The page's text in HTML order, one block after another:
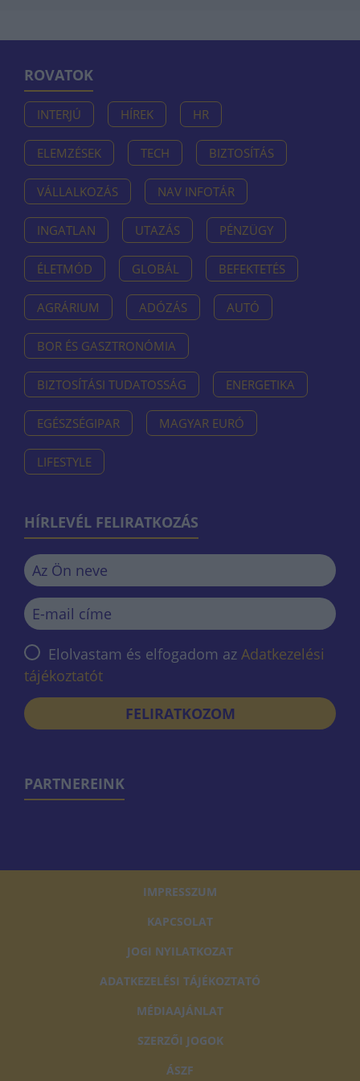
ROVATOK
INTERJÚ HÍREK HR
ELEMZÉSEK TECH BIZTOSÍTÁS
VÁLLALKOZÁS NAV INFOTÁR
INGATLAN UTAZÁS PÉNZÜGY
ÉLETMÓD GLOBÁL BEFEKTETÉS
AGRÁRIUM ADÓZÁS AUTÓ
BOR ÉS GASZTRONÓMIA
BIZTOSÍTÁSI TUDATOSSÁG ENERGETIKA
EGÉSZSÉGIPAR MAGYAR EURÓ
LIFESTYLE
HÍRLEVÉL FELIRATKOZÁS
Elolvastam és elfogadom az Adatkezelési
tájékoztatót
FELIRATKOZOM
PARTNEREINK
IMPRESSZUM
KAPCSOLAT
JOGI NYILATKOZAT
ADATKEZELÉSI TÁJÉKOZTATÓ
MÉDIAAJÁNLAT
SZERZŐI JOGOK
ÁSZF